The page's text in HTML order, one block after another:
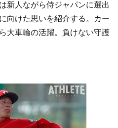
新人ながら侍ジャパンに選出
向けた思いを紹介する。カー
大車輪の活躍。負けない守護